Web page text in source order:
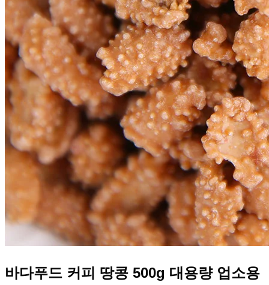
바다푸드 커피 땅콩 500g 대용량 업소용